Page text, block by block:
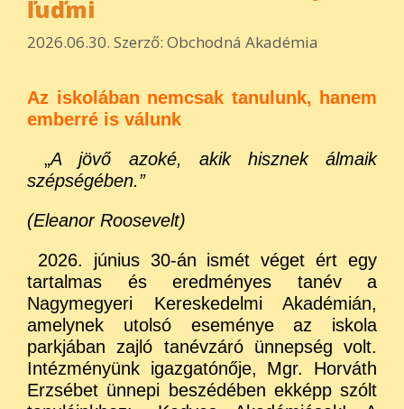
ľuďmi
2026.06.30. Szerző: Obchodná Akadémia
Az iskolában nemcsak tanulunk, hanem
emberré is válunk
„A jövő azoké, akik hisznek álmaik
szépségében.”
(Eleanor Roosevelt)
2026. június 30-án ismét véget ért egy
tartalmas és eredményes tanév a
Nagymegyeri Kereskedelmi Akadémián,
amelynek utolsó eseménye az iskola
parkjában zajló tanévzáró ünnepség volt.
Intézményünk igazgatónője, Mgr. Horváth
Erzsébet ünnepi beszédében ekképp szólt